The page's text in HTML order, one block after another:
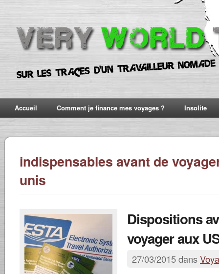
Accueil Comment je finance mes voyages ? Insolite
indispensables avant de
unis
Dispositions
voyager aux
27/03/2015 dans